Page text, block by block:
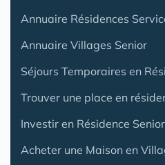
Annuaire Résidences
Annuaire Villages Senior
Séjours Temporaires en
Trouver une place en
Investir en Résidence Senior
Acheter une Maison en